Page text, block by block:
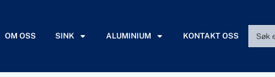
OM OSS SINK ALUMINIUM KONTAKT OSS